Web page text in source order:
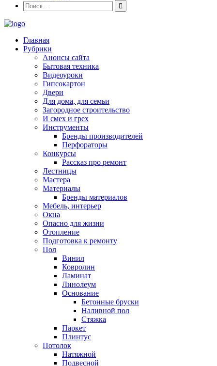
Главная
Рубрики
Анонсы сайта
Бытовая техника
Видеоуроки
Гипсокартон
Двери
Для дома, для семьи
Загородное строительство
И смех и грех
Инструменты
Бренды производителей
Перфораторы
Конкурсы
Рассказ про ремонт
Лестницы
Мастера
Материалы
Бренды материалов
Мебель, интерьер
Окна
Опасно для жизни
Отопление
Подготовка к ремонту
Пол
Винил
Ковролин
Ламинат
Линолеум
Основание
Бетонные бруски
Наливной пол
Стяжка
Паркет
Плинтус
Потолок
Натяжной
Подвесной